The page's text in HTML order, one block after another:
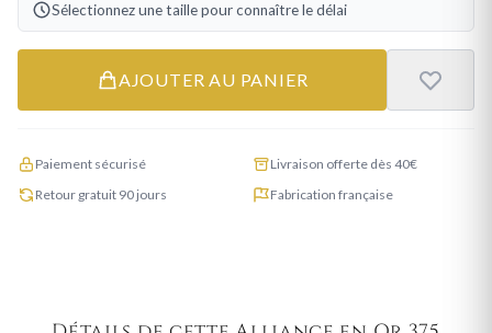
Sélectionnez une taille pour connaître le délai
AJOUTER AU PANIER
Paiement sécurisé
Livraison offerte dès 40€
Retour gratuit 90 jours
Fabrication française